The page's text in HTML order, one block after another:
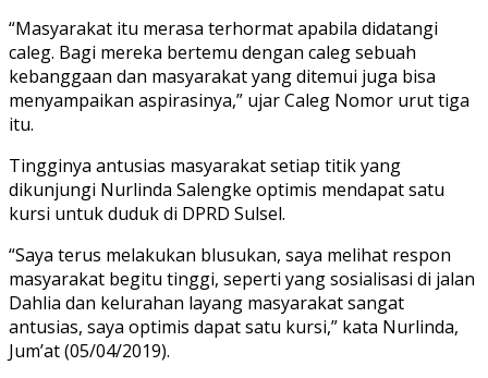
“Masyarakat itu merasa terhormat apabila didatangi
caleg. Bagi mereka bertemu dengan caleg sebuah
kebanggaan dan masyarakat yang ditemui juga bisa
menyampaikan aspirasinya,” ujar Caleg Nomor urut tiga
itu.
Tingginya antusias masyarakat setiap titik yang
dikunjungi Nurlinda Salengke optimis mendapat satu
kursi untuk duduk di DPRD Sulsel.
“Saya terus melakukan blusukan, saya melihat respon
masyarakat begitu tinggi, seperti yang sosialisasi di jalan
Dahlia dan kelurahan layang masyarakat sangat
antusias, saya optimis dapat satu kursi,” kata Nurlinda,
Jum’at (05/04/2019).